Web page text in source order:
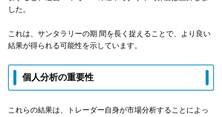
した。
これは、サンタラリーの期 間を⻑く捉えることで、より良い
結果が得られる可能性を示しています。
個人分析の重要性
これらの結果は、トレーダー自身が市場分析することによっ